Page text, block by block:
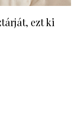
ezt ki